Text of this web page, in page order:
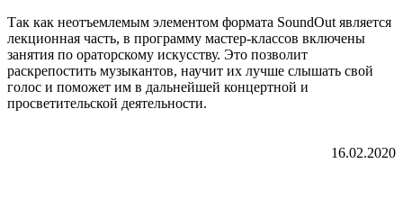
Так как неотъемлемым элементом формата SoundOut является
лекционная часть, в программу мастер-классов включены
занятия по ораторскому искусству. Это позволит
раскрепостить музыкантов, научит их лучше слышать свой
голос и поможет им в дальнейшей концертной и
просветительской деятельности.
16.02.2020